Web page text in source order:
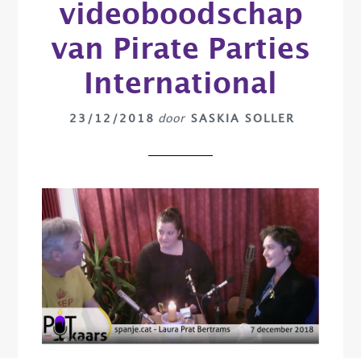
videoboodschap
van Pirate Parties
International
23/12/2018 door SASKIA SOLLER